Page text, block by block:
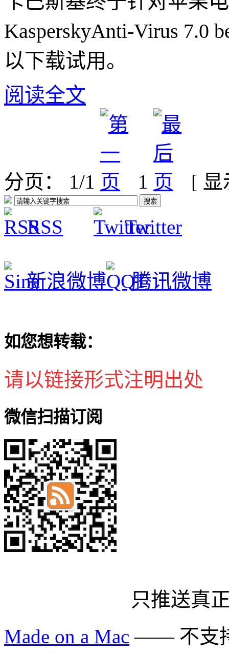
KasperskyAnti-Virus 7.0
以下载试用。
阅读全文
分页： 1/1 1 [
RSS Twitter
新浪微博 腾讯微博
如您想转载：
请以链接形式注明出处
微信扫描订阅
只推送真
Made on a Mac —— 不支